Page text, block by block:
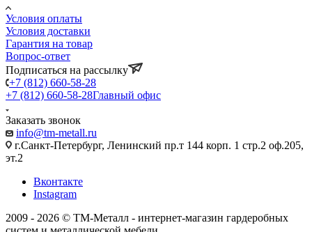
Условия оплаты
Условия доставки
Гарантия на товар
Вопрос-ответ
Подписаться на рассылку
+7 (812) 660-58-28
+7 (812) 660-58-28Главный офис
Заказать звонок
info@tm-metall.ru
г.Санкт-Петербург, Ленинский пр.т 144 корп. 1 стр.2 оф.205,
эт.2
Вконтакте
Instagram
2009 - 2026 © ТМ-Металл - интернет-магазин гардеробных